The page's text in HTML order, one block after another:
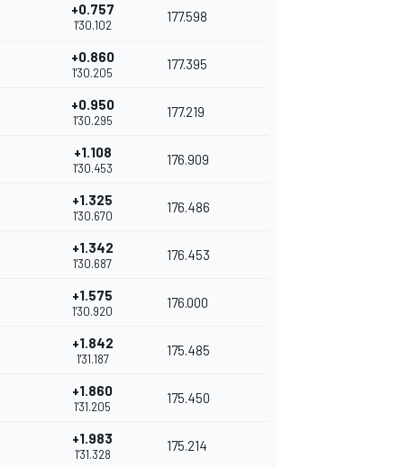
+0.757
1'30.102
177.598
+0.860
1'30.205
177.395
+0.950
1'30.295
177.219
+1.108
1'30.453
176.909
+1.325
1'30.670
176.486
+1.342
1'30.687
176.453
+1.575
1'30.920
176.000
+1.842
1'31.187
175.485
+1.860
1'31.205
175.450
+1.983
1'31.328
175.214